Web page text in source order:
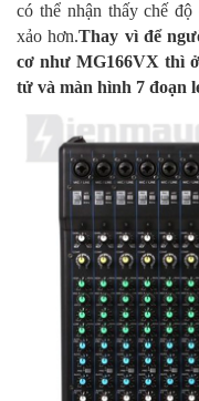
có thể nhận thấy chế
xảo hơn.Thay vì để
cơ như MG166VX thì
tử và màn hình 7 đoạn